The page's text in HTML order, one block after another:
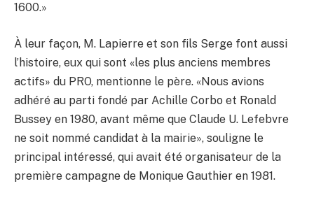
1600.»
À leur façon, M. Lapierre et son fils Serge font aussi
l’histoire, eux qui sont «les plus anciens membres
actifs» du PRO, mentionne le père. «Nous avions
adhéré au parti fondé par Achille Corbo et Ronald
Bussey en 1980, avant même que Claude U. Lefebvre
ne soit nommé candidat à la mairie», souligne le
principal intéressé, qui avait été organisateur de la
première campagne de Monique Gauthier en 1981.